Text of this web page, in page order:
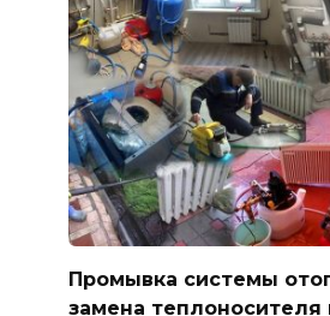
Промывка системы
замена теплоносителя